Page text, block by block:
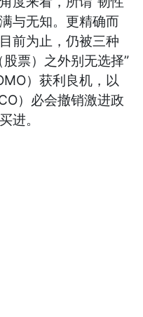
与无知。更精确而
前为止，仍被三种
票）之外别无选择”
）获利良机，以
）必会撤销激进政
进。